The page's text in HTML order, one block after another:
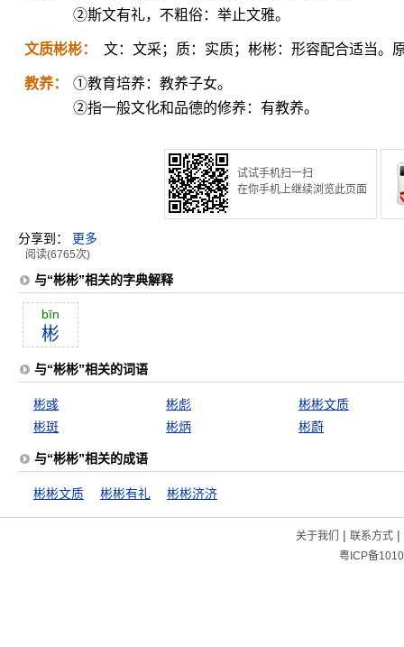
②斯文有礼，不粗俗：举止文雅。
文质彬彬： 文：文采；质：实质；彬彬：形容配合适当。
教养：
①教育培养：教养子女。
②指一般文化和品德的修养：有教养。
试试手机扫一扫
在你手机上继续浏览此页面
分享到： 更多
阅读(6765次)
与“彬彬”相关的字典解释
bīn
彬
与“彬彬”相关的词语
彬彧 彬彪
彬彬文质
彬斑
彬炳 彬蔚
与“彬彬”相关的成语
彬彬文质 彬彬有礼 彬彬济济
关于我们 | 联系方式|
粤ICP备